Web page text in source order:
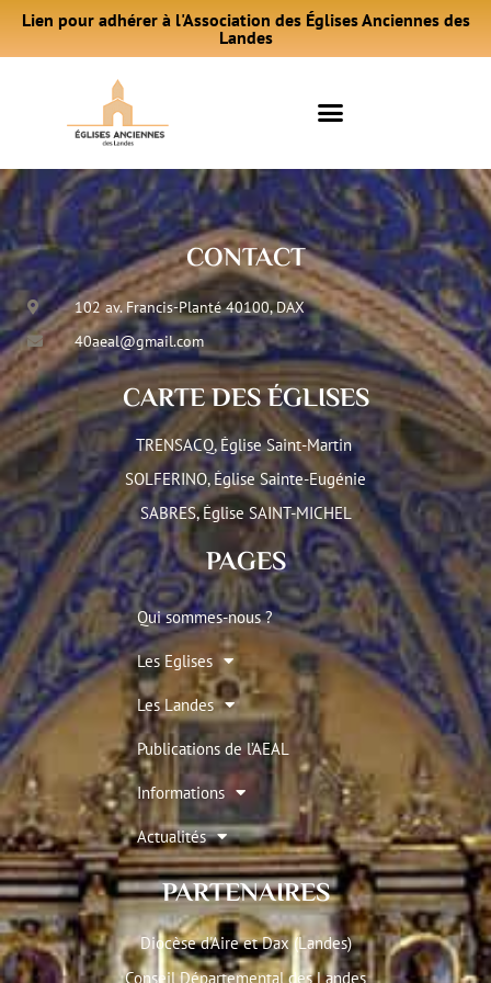
Lien pour adhérer à l'Association des Églises Anciennes des
Landes
CONTACT
102 av. Francis-Planté 40100, DAX
40aeal@gmail.com
CARTE DES ÉGLISES
TRENSACQ, Église Saint-Martin
SOLFERINO, Église Sainte-Eugénie
SABRES, Église SAINT-MICHEL
PAGES
Qui sommes-nous ?
Les Eglises
Les Landes
Publications de l’AEAL
Informations
Actualités
PARTENAIRES
Diocèse d'Aire et Dax (Landes)
Conseil Départemental des Landes